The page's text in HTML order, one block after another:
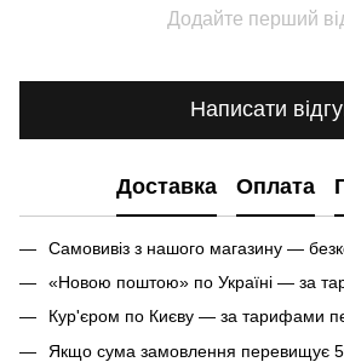
Додайте перший
Написати
Доставка Оплата
Самовивіз з нашого магазину —
«Новою поштою» по Україні — за
Кур'єром по Києву — за тарифами
Якщо сума замовлення перевищує